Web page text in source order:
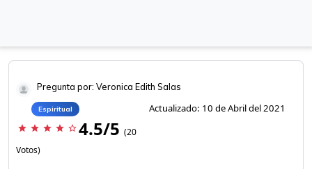
Pregunta por: Veronica Edith Salas
Espiritual Actualizado: 10 de Abril del 2021
star star star star star_border 4.5/5 (20
Votos)